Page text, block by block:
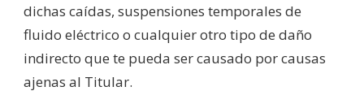
dichas caídas, suspensiones temporales de
fluido eléctrico o cualquier otro tipo de daño
indirecto que te pueda ser causado por causas
ajenas al Titular.